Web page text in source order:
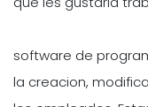
software de
la creacion,